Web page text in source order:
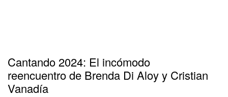
Cantando 2024: El incómodo
reencuentro de Brenda Di Aloy y Cristian
Vanadía